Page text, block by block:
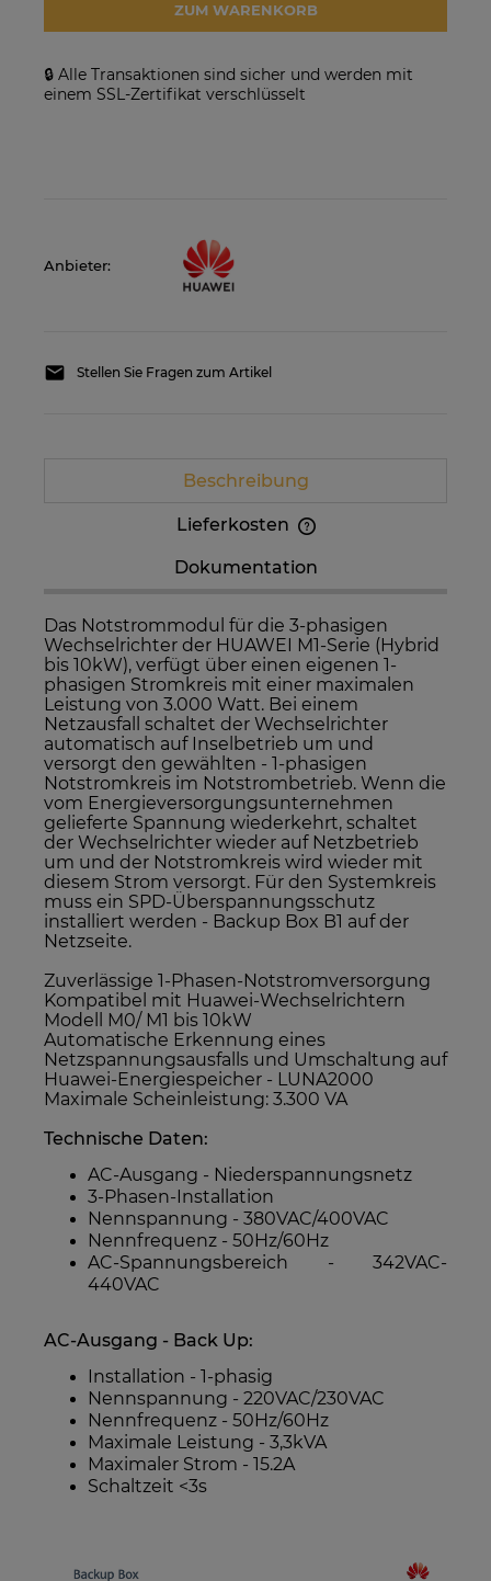
ZUM WARENKORB
🔒 Alle Transaktionen sind sicher und werden mit
einem SSL-Zertifikat verschlüsselt
Anbieter:
Stellen Sie Fragen zum Artikel
Beschreibung
Lieferkosten
enthalten. Die Versandkosten können höher
Dokumentation
Das Notstrommodul für die 3-phasigen
Wechselrichter der HUAWEI M1-Serie (Hybrid
bis 10kW), verfügt über einen eigenen 1-
phasigen Stromkreis mit einer maximalen
Leistung von 3.000 Watt. Bei einem
Netzausfall schaltet der Wechselrichter
automatisch auf Inselbetrieb um und
versorgt den gewählten - 1-phasigen
Notstromkreis im Notstrombetrieb. Wenn die
vom Energieversorgungsunternehmen
gelieferte Spannung wiederkehrt, schaltet
der Wechselrichter wieder auf Netzbetrieb
um und der Notstromkreis wird wieder mit
diesem Strom versorgt. Für den Systemkreis
muss ein SPD-Überspannungsschutz
installiert werden - Backup Box B1 auf der
Netzseite.
Zuverlässige 1-Phasen-Notstromversorgung
Kompatibel mit Huawei-Wechselrichtern
Modell M0/ M1 bis 10kW
Automatische Erkennung eines
Netzspannungsausfalls und Umschaltung auf
Huawei-Energiespeicher - LUNA2000
Maximale Scheinleistung: 3.300 VA
Technische Daten:
AC-Ausgang - Niederspannungsnetz
3-Phasen-Installation
Nennspannung - 380VAC/400VAC
Nennfrequenz - 50Hz/60Hz
AC-Spannungsbereich - 342VAC-
440VAC
AC-Ausgang - Back Up:
Installation - 1-phasig
Nennspannung - 220VAC/230VAC
Nennfrequenz - 50Hz/60Hz
Maximale Leistung - 3,3kVA
Maximaler Strom - 15.2A
Schaltzeit <3s